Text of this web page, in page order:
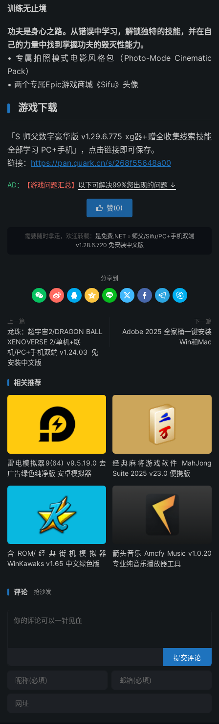
训练无止境
功夫是身心之路。从错误中学习，解锁独特的技能，并在自
己的力量中找到掌握功夫的毁灭性能力。
• 专属拍照模式电影风格包（Photo-Mode Cinematic
Pack）
• 两个专属Epic游戏商城《Sifu》头像
游戏下载
「S 师父数字豪华版 v1.29.6.775 xg器+赠全收集线索技能
全部学习 PC+手机」，点击链接即可保存。
链接： https://pan.quark.cn/s/268f55648a00
AD： 【游戏问题汇总】 以下可解决99%您出现的问题 ↓
 赞(0)
需要随时拿走，欢迎转载： 是免费.NET » 师父/Sifu/PC+手机双端
v1.28.6.720 免安装中文版
分享到
        
上一篇
龙珠：超宇宙2/DRAGON BALL
XENOVERSE 2/单机+联
机/PC+手机双端 v1.24.03 免
安装中文版
下一篇
Adobe 2025 全家桶一键安装
Win和Mac
相关推荐
雷电模拟器9(64) v9.5.19.0 去
广告绿色纯净版 安卓模拟器
经典麻将游戏软件 MahJong
Suite 2025 v23.0 便携版
含ROM/经典街机模拟器
WinKawaks v1.65 中文绿色版
箭头音乐 Amcfy Music v1.0.20
专业纯音乐播放器工具
评论 抢沙发
提交评论